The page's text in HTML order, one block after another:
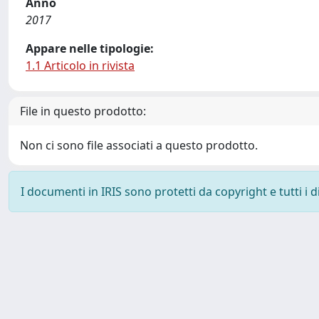
2017
Appare nelle tipologie:
1.1 Articolo in rivista
File in questo prodotto:
Non ci sono file associati a questo prodotto.
I documenti in IRIS sono protetti da copyright e tutti i